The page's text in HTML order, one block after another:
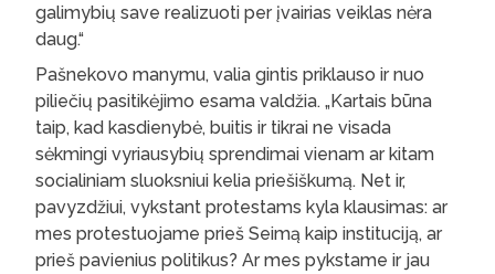
galimybių save realizuoti per įvairias veiklas nėra
daug.“
Pašnekovo manymu, valia gintis priklauso ir nuo
piliečių pasitikėjimo esama valdžia. „Kartais būna
taip, kad kasdienybė, buitis ir tikrai ne visada
sėkmingi vyriausybių sprendimai vienam ar kitam
socialiniam sluoksniui kelia priešiškumą. Net ir,
pavyzdžiui, vykstant protestams kyla klausimas: ar
mes protestuojame prieš Seimą kaip instituciją, ar
prieš pavienius politikus? Ar mes pykstame ir jau